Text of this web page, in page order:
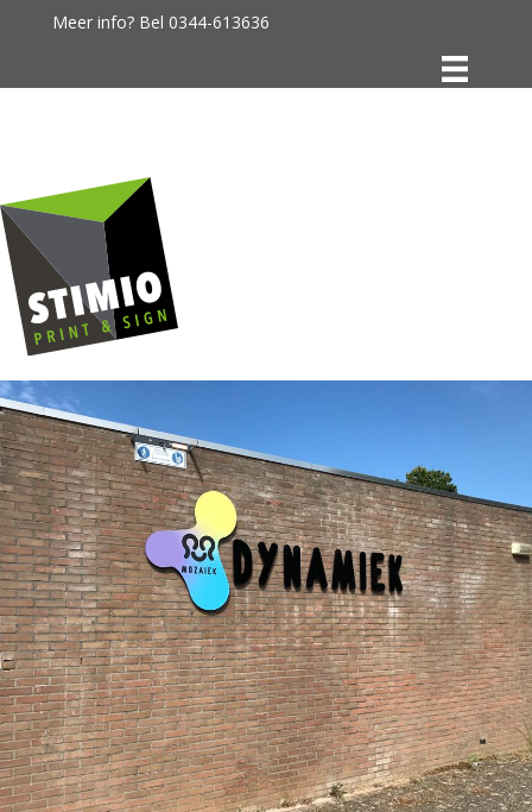
Meer info? Bel 0344-613636